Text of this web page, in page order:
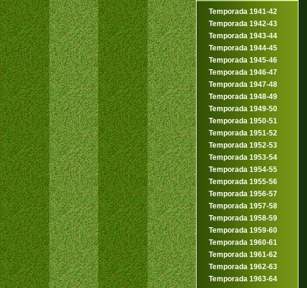
Temporada 1941-42
Temporada 1942-43
Temporada 1943-44
Temporada 1944-45
Temporada 1945-46
Temporada 1946-47
Temporada 1947-48
Temporada 1948-49
Temporada 1949-50
Temporada 1950-51
Temporada 1951-52
Temporada 1952-53
Temporada 1953-54
Temporada 1954-55
Temporada 1955-56
Temporada 1956-57
Temporada 1957-58
Temporada 1958-59
Temporada 1959-60
Temporada 1960-61
Temporada 1961-62
Temporada 1962-63
Temporada 1963-64